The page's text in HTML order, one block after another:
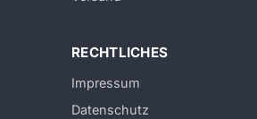
RECHTLICHES
Impressum
Datenschutz